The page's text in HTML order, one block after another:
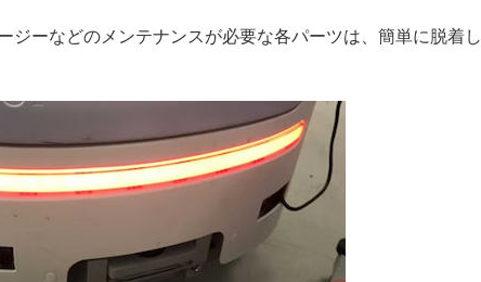
ーなどのメンテナンスが必要な各パーツは、簡単に脱着し